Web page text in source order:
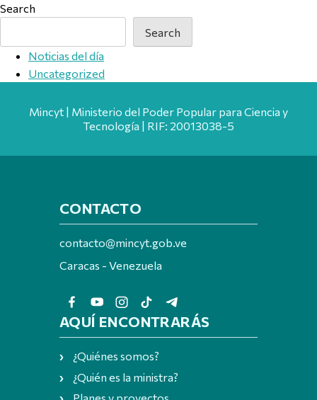
Search
Search
Noticias del día
Uncategorized
Mincyt | Ministerio del Poder Popular para Ciencia y
Tecnología | RIF: 20013038-5
CONTACTO
contacto@mincyt.gob.ve
Caracas - Venezuela
AQUÍ ENCONTRARÁS
¿Quiénes somos?
¿Quién es la ministra?